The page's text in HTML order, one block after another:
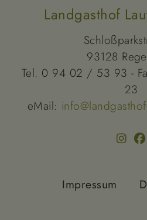
Landgasthof
93128
Tel. 0 94 02 / 53 93 -
23
eMail:
Impressum